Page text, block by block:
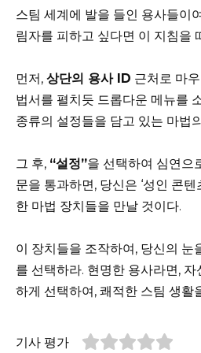
스팀 세계에 발을 들인 용사들이
림자를 피하고 싶다면 이 지침을
먼저, 상단의 용사 ID 근처로 마
법서를 펼치듯 드롭다운 메뉴를
종류의 설정들을 담고 있는 마법
그 후, “설정”을 선택하여 심연으
문을 통과하면, 당신은 ‘성인 콘
한 마법 장치들을 만날 것이다.
이 장치들을 조작하여, 당신의 눈
를 선택하라. 현명한 용사라면,
하게 선택하여, 쾌적한 스팀 생활
기사 평가